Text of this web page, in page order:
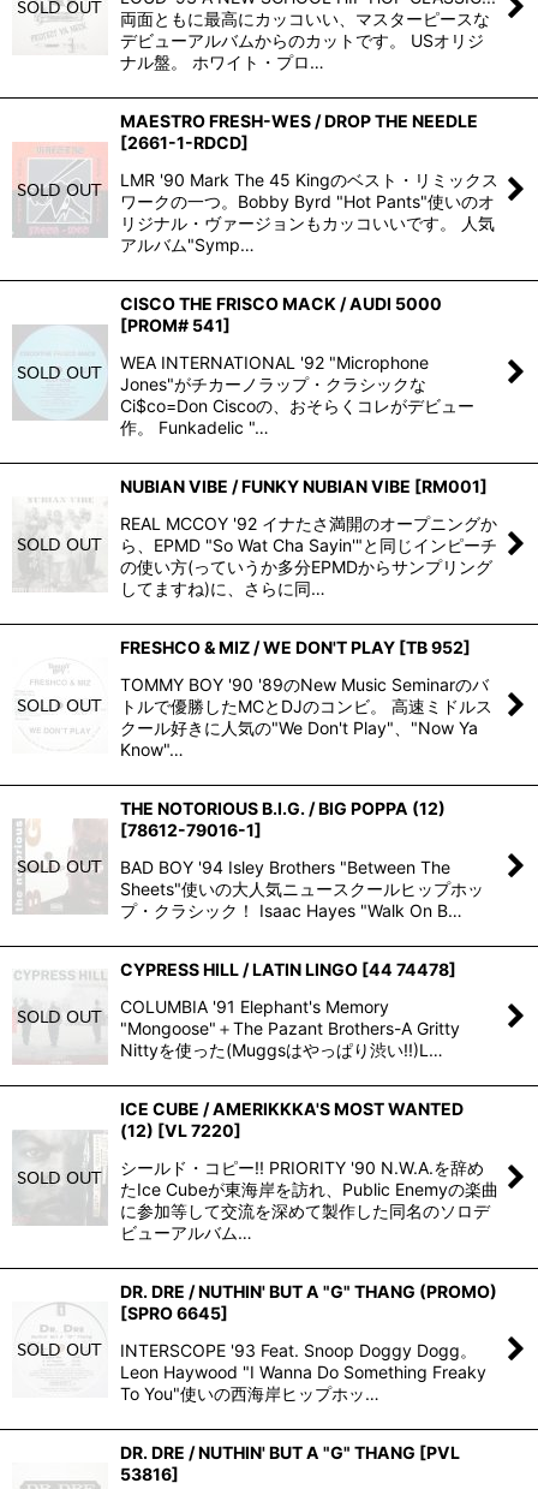
両面ともに最高にカッコいい、マスターピースな
デビューアルバムからのカットです。 USオリジ
ナル盤。 ホワイト・プロ…
MAESTRO FRESH-WES / DROP THE NEEDLE
[2661-1-RDCD]
LMR '90 Mark The 45 Kingのベスト・リミックス
ワークの一つ。Bobby Byrd "Hot Pants"使いのオ
リジナル・ヴァージョンもカッコいいです。 人気
アルバム"Symp…
CISCO THE FRISCO MACK / AUDI 5000
[PROM# 541]
WEA INTERNATIONAL '92 "Microphone
Jones"がチカーノラップ・クラシックな
Ci$co=Don Ciscoの、おそらくコレがデビュー
作。 Funkadelic "…
NUBIAN VIBE / FUNKY NUBIAN VIBE [RM001]
REAL MCCOY '92 イナたさ満開のオープニングか
ら、EPMD "So Wat Cha Sayin'"と同じインピーチ
の使い方(っていうか多分EPMDからサンプリング
してますね)に、さらに同…
FRESHCO & MIZ / WE DON'T PLAY [TB 952]
TOMMY BOY '90 '89のNew Music Seminarのバ
トルで優勝したMCとDJのコンビ。 高速ミドルス
クール好きに人気の"We Don't Play"、"Now Ya
Know"…
THE NOTORIOUS B.I.G. / BIG POPPA (12)
[78612-79016-1]
BAD BOY '94 Isley Brothers "Between The
Sheets"使いの大人気ニュースクールヒップホッ
プ・クラシック！ Isaac Hayes "Walk On B…
CYPRESS HILL / LATIN LINGO [44 74478]
COLUMBIA '91 Elephant's Memory
"Mongoose"＋The Pazant Brothers-A Gritty
Nittyを使った(Muggsはやっぱり渋い!!)L…
ICE CUBE / AMERIKKKA'S MOST WANTED
(12) [VL 7220]
シールド・コピー!! PRIORITY '90 N.W.A.を辞め
たIce Cubeが東海岸を訪れ、Public Enemyの楽曲
に参加等して交流を深めて製作した同名のソロデ
ビューアルバム…
DR. DRE / NUTHIN' BUT A "G" THANG (PROMO)
[SPRO 6645]
INTERSCOPE '93 Feat. Snoop Doggy Dogg。
Leon Haywood "I Wanna Do Something Freaky
To You"使いの西海岸ヒップホッ…
DR. DRE / NUTHIN' BUT A "G" THANG [PVL
53816]